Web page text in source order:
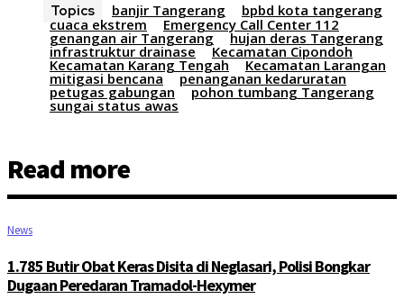
Topics banjir Tangerang
bpbd kota tangerang
cuaca ekstrem
Emergency Call Center 112
genangan air Tangerang hujan deras Tangerang
infrastruktur drainase Kecamatan Cipondoh
Kecamatan Karang Tengah Kecamatan Larangan
mitigasi bencana penanganan kedaruratan
petugas gabungan pohon tumbang Tangerang
sungai status awas
Read more
News
1.785 Butir Obat Keras Disita di Neglasari, Polisi Bongkar
Dugaan Peredaran Tramadol-Hexymer